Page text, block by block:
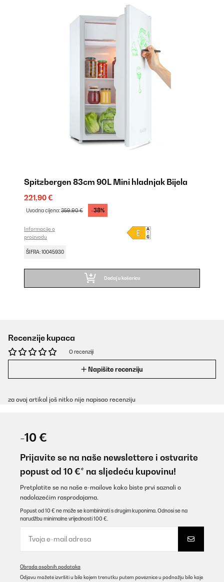
Spitzbergen 83cm 90L Mini hladnjak Bijela
221,90 €
Uvodna cijena:359,90 € -38%
Informacije o
proizvodu
ŠIFRA: 10045930
Dodaj u košaricu
Recenzije kupaca
O recenziji
Napišite recenziju
za ovaj artikal još nitko nije napisao recenziju
-10 €
Prijavite se na naše newslettere i ostvarite
popust od 10 €* na sljedeću kupovinu!
Pretplatite se na naše e-mailove kako biste prvi saznali o
nadolazećim rasprodajama.
Popust od 10 € ne može se kombinirati s drugim kuponima. Odnosi se na
narudžbu minimalne vrijednosti 100 €.
Obrada osobnih podataka
Odjavu možete izvršiti u bilo kojem trenutku putem poveznice u podnožju bilo koje